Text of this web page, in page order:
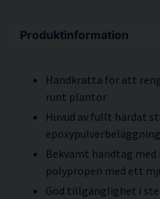
Produktinformation
Handkratta för att
runt plantor
Huvud av fullt härdat
Bekvämt handtag
polypropen med ett
God tillgänglighet i